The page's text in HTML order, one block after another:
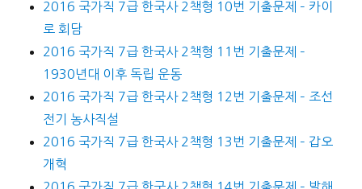
2016 국가직 7급 한국사 2책형 10번 기출문제 – 카이
로 회담
2016 국가직 7급 한국사 2책형 11번 기출문제 –
1930년대 이후 독립 운동
2016 국가직 7급 한국사 2책형 12번 기출문제 – 조선
전기 농사직설
2016 국가직 7급 한국사 2책형 13번 기출문제 – 갑오
개혁